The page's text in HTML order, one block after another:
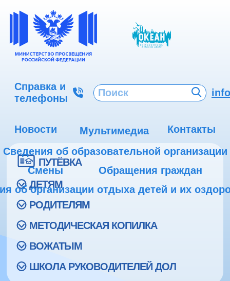
Справка и
телефоны
Новости Мультимедиа
Контакты
Сведения об образовательной организации
Смены
Обращения граждан
об организации отдыха детей и их
ПУТЁВКА
ДЕТЯМ
РОДИТЕЛЯМ
МЕТОДИЧЕСКАЯ КОПИЛКА
ВОЖАТЫМ
ШКОЛА РУКОВОДИТЕЛЕЙ ДОЛ